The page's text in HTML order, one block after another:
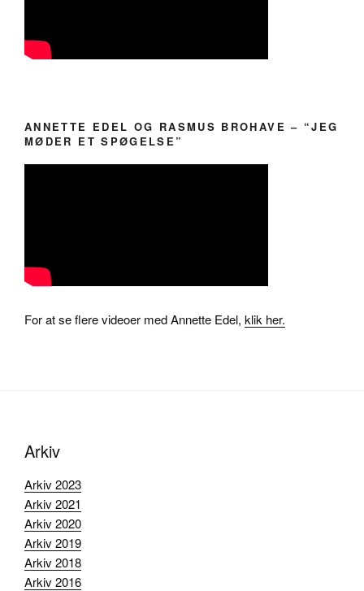
ANNETTE EDEL OG RASMUS BROHAVE – “JEG
MØDER ET SPØGELSE”
For at se flere videoer med Annette Edel, klik her.
Arkiv
Arkiv 2023
Arkiv 2021
Arkiv 2020
Arkiv 2019
Arkiv 2018
Arkiv 2016